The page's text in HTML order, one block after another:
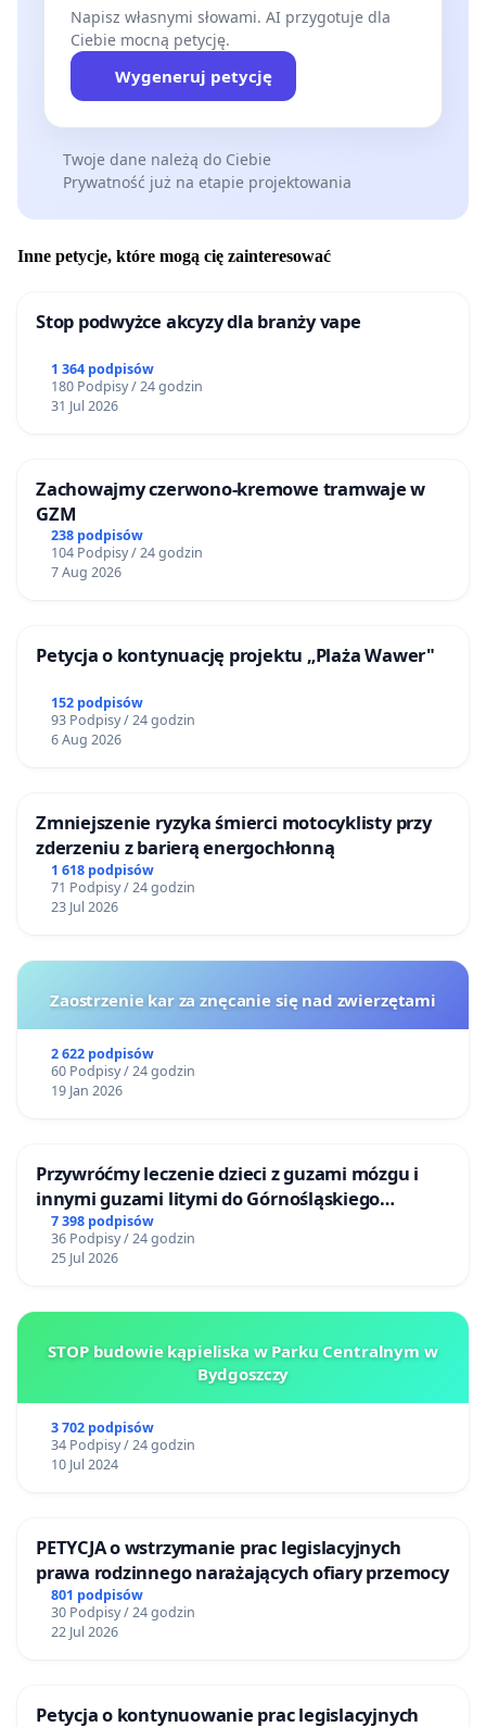
Napisz własnymi słowami. AI przygotuje dla
Ciebie mocną petycję.
Wygeneruj petycję
Twoje dane należą do Ciebie
Prywatność już na etapie projektowania
Inne petycje, które mogą cię zainteresować
Stop podwyżce akcyzy dla branży vape
1 364 podpisów
180 Podpisy / 24 godzin
31 Jul 2026
Zachowajmy czerwono-kremowe tramwaje w
GZM
238 podpisów
104 Podpisy / 24 godzin
7 Aug 2026
Petycja o kontynuację projektu „Plaża Wawer"
152 podpisów
93 Podpisy / 24 godzin
6 Aug 2026
Zmniejszenie ryzyka śmierci motocyklisty przy
zderzeniu z barierą energochłonną
1 618 podpisów
71 Podpisy / 24 godzin
23 Jul 2026
Zaostrzenie kar za znęcanie się nad zwierzętami
2 622 podpisów
60 Podpisy / 24 godzin
19 Jan 2026
Przywróćmy leczenie dzieci z guzami mózgu i
innymi guzami litymi do Górnośląskiego
Centrum Zdrowia Dziecka w Katowicach
7 398 podpisów
36 Podpisy / 24 godzin
25 Jul 2026
STOP budowie kąpieliska w Parku Centralnym w
Bydgoszczy
3 702 podpisów
34 Podpisy / 24 godzin
10 Jul 2024
PETYCJA o wstrzymanie prac legislacyjnych
prawa rodzinnego narażających ofiary przemocy
801 podpisów
30 Podpisy / 24 godzin
22 Jul 2026
Petycja o kontynuowanie prac legislacyjnych